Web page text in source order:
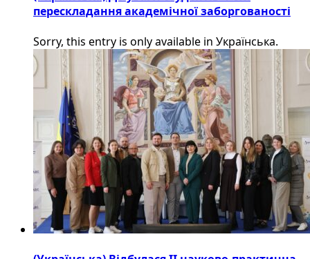
перескладання академічної заборгованості
Sorry, this entry is only available in Українська.